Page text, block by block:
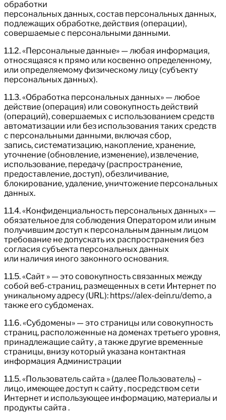
обработки
персональных данных, состав персональных данных,
подлежащих обработке, действия (операции),
совершаемые с персональными данными.
1.1.2. «Персональные данные» — любая информация,
относящаяся к прямо или косвенно определенному,
или определяемому физическому лицу (субъекту
персональных данных).
1.1.3. «Обработка персональных данных» — любое
действие (операция) или совокупность действий
(операций), совершаемых с использованием средств
автоматизации или без использования таких средств
с персональными данными, включая сбор,
запись, систематизацию, накопление, хранение,
уточнение (обновление, изменение), извлечение,
использование, передачу (распространение,
предоставление, доступ), обезличивание,
блокирование, удаление, уничтожение персональных
данных.
1.1.4. «Конфиденциальность персональных данных» —
обязательное для соблюдения Оператором или иным
получившим доступ к персональным данным лицом
требование не допускать их распространения без
согласия субъекта персональных данных
или наличия иного законного основания.
1.1.5. «Сайт » — это совокупность связанных между
собой веб-страниц, размещенных в сети Интернет по
уникальному адресу (URL): https://alex-dein.ru/demo, а
также его субдоменах.
1.1.6. «Субдомены» — это страницы или совокупность
страниц, расположенные на доменах третьего уровня,
принадлежащие сайту , а также другие временные
страницы, внизу который указана контактная
информация Администрации
1.1.5. «Пользователь сайта » (далее Пользователь) –
лицо, имеющее доступ к сайту , посредством сети
Интернет и использующее информацию, материалы и
продукты сайта .